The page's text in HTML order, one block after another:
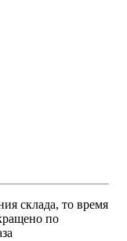
склада, то время
по